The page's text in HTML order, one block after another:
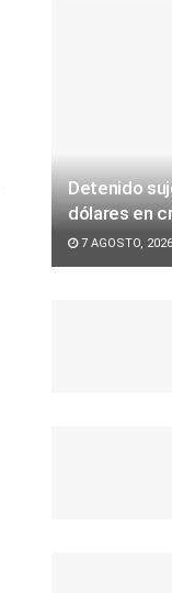
Detenido
dólares en
7 AGOSTO, 2026